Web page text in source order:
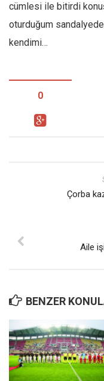
cümlesi ile bitirdi
oturduğum
kendimi…
0
Çorba
Aile
BENZER